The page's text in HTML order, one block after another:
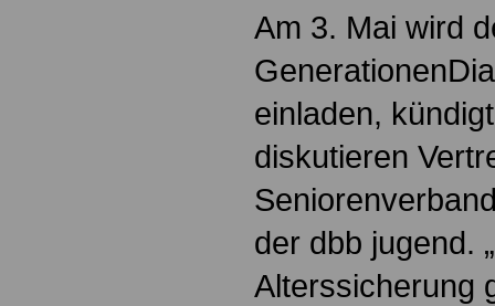
Am 3. Mai wird
einladen,
diskutieren
der dbb jugend.
Alterssicherung